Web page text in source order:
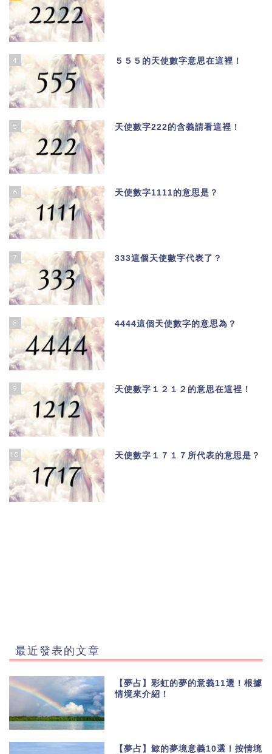
4 ５５５的天使數字意思在這裡！
5 天使數字222的含義請看這裡！
6 天使數字1111的意思是？
7 333這個天使數字代表了？
8 4444這個天使數字的意思為？
9 天使數字１２１２的意思在這裡！
10 天使數字１７１７所代表的意思是？
最近發表的文章
【夢占】彩虹的夢的意義11選！根據
情境來介紹！
【夢占】鯨的夢境意義10選！按情境